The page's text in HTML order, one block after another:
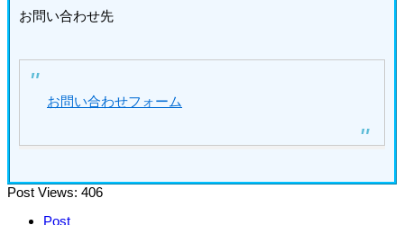
お問い合わせ先
お問い合わせフォーム
Post Views: 406
Post